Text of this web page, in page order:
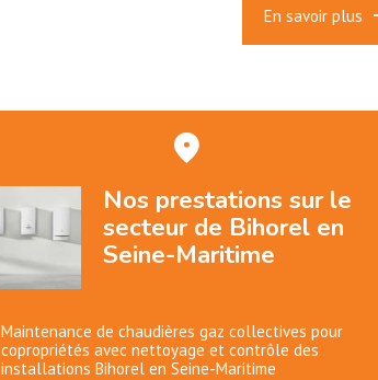
En savoir plus
Nos prestations sur le
secteur de Bihorel en
Seine-Maritime
Maintenance de chaudières gaz collectives pour
copropriétés avec nettoyage et contrôle des
installations Bihorel en Seine-Maritime